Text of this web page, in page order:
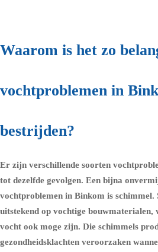
Waarom is het zo
vochtproblemen in
bestrijden?
Er zijn verschillende soorten
tot dezelfde gevolgen. Een bijna
vochtproblemen in Binkom is schimmel.
uitstekend op vochtige bouwmaterialen,
vocht ook moge zijn. Die schimmels
gezondheidsklachten veroorzaken